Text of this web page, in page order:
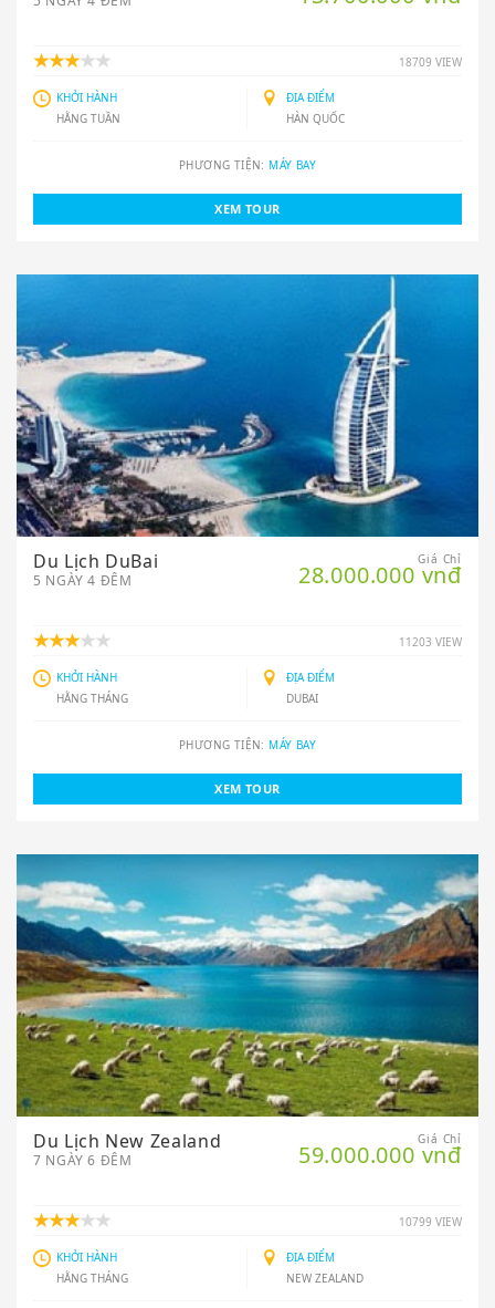
18709 VIEW
KHỞI HÀNH
HẰNG TUẦN
ĐỊA ĐIỂM
HÀN QUỐC
PHƯƠNG TIỆN: MÁY BAY
XEM TOUR
Giá Chỉ
28.000.000 vnđ
Du Lịch DuBai
5 NGÀY 4 ĐÊM
11203 VIEW
KHỞI HÀNH
HẰNG THÁNG
ĐỊA ĐIỂM
DUBAI
PHƯƠNG TIỆN: MÁY BAY
XEM TOUR
Giá Chỉ
59.000.000 vnđ
Du Lịch New Zealand
7 NGÀY 6 ĐÊM
10799 VIEW
KHỞI HÀNH
HẰNG THÁNG
ĐỊA ĐIỂM
NEW ZEALAND